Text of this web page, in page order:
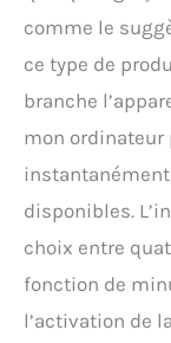
comme le
ce type de
branche
mon ordinateur
disponibles.
choix entre
fonction de
l’activation de